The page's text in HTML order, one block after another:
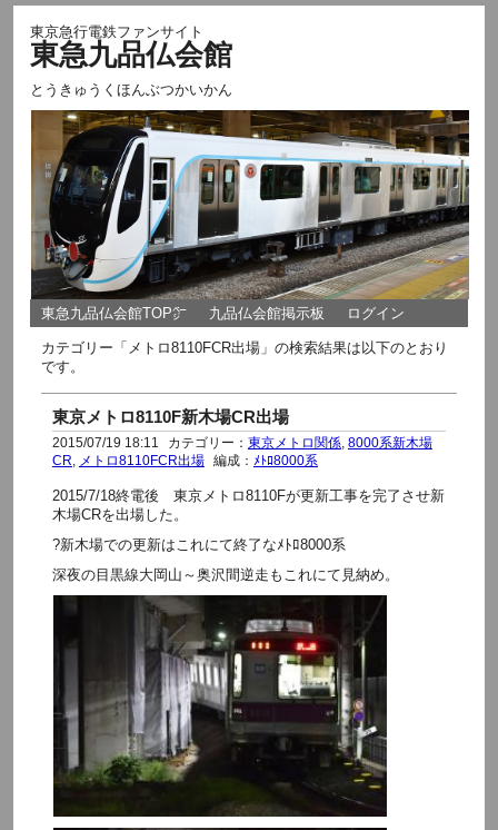
東京急行電鉄ファンサイト
東急九品仏会館
とうきゅうくほんぶつかいかん
東急九品仏会館TOP㌻ 九品仏会館掲示板 ログイン
カテゴリー「メトロ8110FCR出場」の検索結果は以下のとおり
です。
東京メトロ8110F新木場CR出場
2015/07/19 18:11 カテゴリー： 東京メトロ関係, 8000系新木場
CR
メトロ8110FCR出場 編成： ﾒﾄﾛ8000系
2015/7/18終電後 東京メトロ8110Fが更新工事を完了させ新
木場CRを出場した。
?新木場での更新はこれにて終了なﾒﾄﾛ8000系
深夜の目黒線大岡山～奥沢間逆走もこれにて見納め。